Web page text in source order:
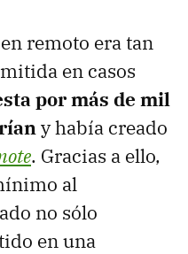
remoto era tan
en casos
por más de mil
y había creado
. Gracias a ello,
al
no sólo
en una